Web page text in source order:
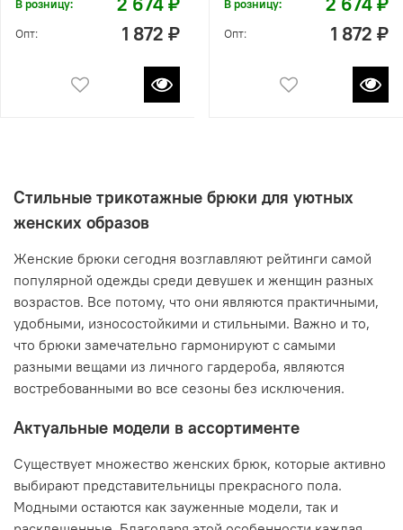
В розницу:
Опт: 1 872 ₽
В розницу:
Опт: 1 872 ₽
Стильные трикотажные брюки для уютных
женских образов
Женские брюки сегодня возглавляют рейтинги самой
популярной одежды среди девушек и женщин разных
возрастов. Все потому, что они являются практичными,
удобными, износостойкими и стильными. Важно и то,
что брюки замечательно гармонируют с самыми
разными вещами из личного гардероба, являются
востребованными во все сезоны без исключения.
Актуальные модели в ассортименте
Существует множество женских брюк, которые активно
выбирают представительницы прекрасного пола.
Модными остаются как зауженные модели, так и